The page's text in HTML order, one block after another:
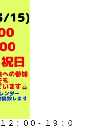
２：００～１９：０